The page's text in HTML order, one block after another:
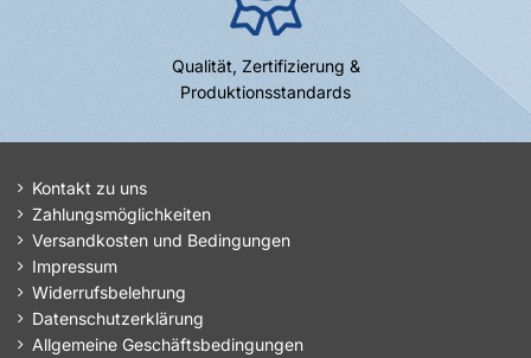
Qualität, Zertifizierung &
Produktionsstandards
Kontakt zu uns
Zahlungsmöglichkeiten
Versandkosten und Bedingungen
Impressum
Widerrufsbelehrung
Datenschutzerklärung
Allgemeine Geschäftsbedingungen